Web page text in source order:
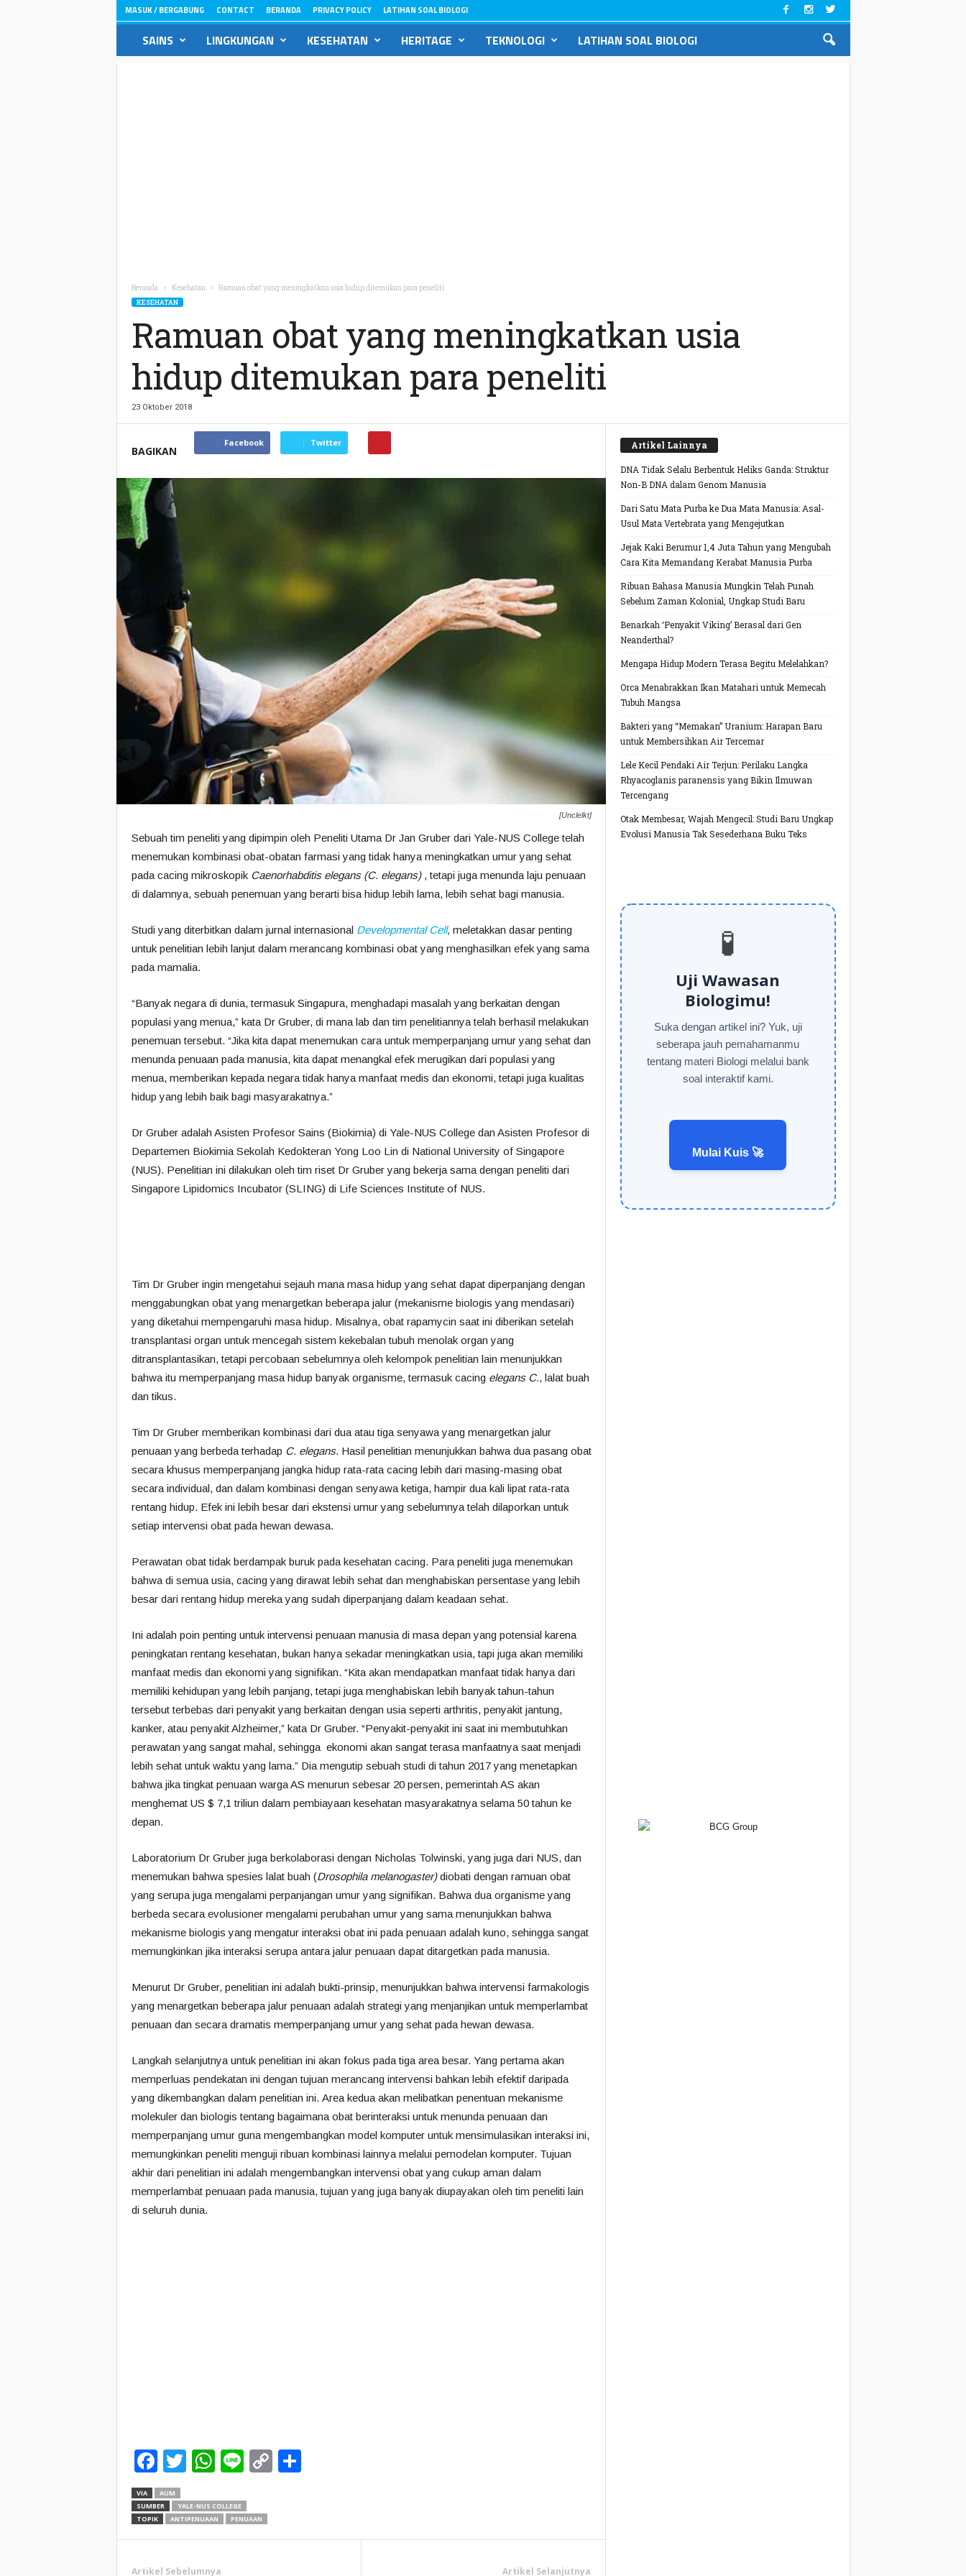
MASUK / BERGABUNG CONTACT BERANDA PRIVACY POLICY LATIHAN SOAL BIOLOGI
ikons.id
SAINS LINGKUNGAN KESEHATAN HERITAGE TEKNOLOGI LATIHAN SOAL BIOLOGI
Beranda Kesehatan Ramuan obat yang meningkatkan usia hidup ditemukan para peneliti
KESEHATAN
Ramuan obat yang meningkatkan usia
hidup ditemukan para peneliti
23 Oktober 2018
BAGIKAN
Facebook Twitter
[Unclelkt]
Sebuah tim peneliti yang dipimpin oleh Peneliti Utama Dr Jan Gruber dari Yale-NUS College telah
menemukan kombinasi obat-obatan farmasi yang tidak hanya meningkatkan umur yang sehat
pada cacing mikroskopik Caenorhabditis elegans (C. elegans), tetapi juga menunda laju penuaan
di dalamnya, sebuah penemuan yang berarti bisa hidup lebih lama, lebih sehat bagi manusia.
Studi yang diterbitkan dalam jurnal internasional DevelopmentalCell, meletakkan dasar penting
untuk penelitian lebih lanjut dalam merancang kombinasi obat yang menghasilkan efek yang sama
pada mamalia.
“Banyak negara di dunia, termasuk Singapura, menghadapi masalah yang berkaitan dengan
populasi yang menua,” kata Dr Gruber, di mana lab dan tim penelitiannya telah berhasil melakukan
penemuan tersebut. “Jika kita dapat menemukan cara untuk memperpanjang umur yang sehat dan
menunda penuaan pada manusia, kita dapat menangkal efek merugikan dari populasi yang
menua, memberikan kepada negara tidak hanya manfaat medis dan ekonomi, tetapi juga kualitas
hidup yang lebih baik bagi masyarakatnya.”
Dr Gruber adalah Asisten Profesor Sains (Biokimia) di Yale-NUS College dan Asisten Profesor di
Departemen Biokimia Sekolah Kedokteran Yong Loo Lin di National University of Singapore
(NUS). Penelitian ini dilakukan oleh tim riset Dr Gruber yang bekerja sama dengan peneliti dari
Singapore Lipidomics Incubator (SLING) di Life Sciences Institute of NUS.
Tim Dr Gruber ingin mengetahui sejauh mana masa hidup yang sehat dapat diperpanjang dengan
menggabungkan obat yang menargetkan beberapa jalur (mekanisme biologis yang mendasari)
yang diketahui mempengaruhi masa hidup. Misalnya, obat rapamycin saat ini diberikan setelah
transplantasi organ untuk mencegah sistem kekebalan tubuh menolak organ yang
ditransplantasikan, tetapi percobaan sebelumnya oleh kelompok penelitian lain menunjukkan
bahwa itu memperpanjang masa hidup banyak organisme, termasuk cacing elegans C., lalat buah
dan tikus.
Tim Dr Gruber memberikan kombinasi dari dua atau tiga senyawa yang menargetkan jalur
penuaan yang berbeda terhadap C. elegans. Hasil penelitian menunjukkan bahwa dua pasang obat
secara khusus memperpanjang jangka hidup rata-rata cacing lebih dari masing-masing obat
secara individual, dan dalam kombinasi dengan senyawa ketiga, hampir dua kali lipat rata-rata
rentang hidup. Efek ini lebih besar dari ekstensi umur yang sebelumnya telah dilaporkan untuk
setiap intervensi obat pada hewan dewasa.
Perawatan obat tidak berdampak buruk pada kesehatan cacing. Para peneliti juga menemukan
bahwa di semua usia, cacing yang dirawat lebih sehat dan menghabiskan persentase yang lebih
besar dari rentang hidup mereka yang sudah diperpanjang dalam keadaan sehat.
Ini adalah poin penting untuk intervensi penuaan manusia di masa depan yang potensial karena
peningkatan rentang kesehatan, bukan hanya sekadar meningkatkan usia, tapi juga akan memiliki
manfaat medis dan ekonomi yang signifikan. “Kita akan mendapatkan manfaat tidak hanya dari
memiliki kehidupan yang lebih panjang, tetapi juga menghabiskan lebih banyak tahun-tahun
tersebut terbebas dari penyakit yang berkaitan dengan usia seperti arthritis, penyakit jantung,
kanker, atau penyakit Alzheimer,” kata Dr Gruber. “Penyakit-penyakit ini saat ini membutuhkan
perawatan yang sangat mahal, sehingga ekonomi akan sangat terasa manfaatnya saat menjadi
lebih sehat untuk waktu yang lama.” Dia mengutip sebuah studi di tahun 2017 yang menetapkan
bahwa jika tingkat penuaan warga AS menurun sebesar 20 persen, pemerintah AS akan
menghemat US $ 7,1 triliun dalam pembiayaan kesehatan masyarakatnya selama 50 tahun ke
depan.
Laboratorium Dr Gruber juga berkolaborasi dengan Nicholas Tolwinski, yang juga dari NUS, dan
menemukan bahwa spesies lalat buah (Drosophila melanogaster)diobati dengan ramuan obat
yang serupa juga mengalami perpanjangan umur yang signifikan. Bahwa dua organisme yang
berbeda secara evolusioner mengalami perubahan umur yang sama menunjukkan bahwa
mekanisme biologis yang mengatur interaksi obat ini pada penuaan adalah kuno, sehingga sangat
memungkinkan jika interaksi serupa antara jalur penuaan dapat ditargetkan pada manusia.
Menurut Dr Gruber, penelitian ini adalah bukti-prinsip, menunjukkan bahwa intervensi farmakologis
yang menargetkan beberapa jalur penuaan adalah strategi yang menjanjikan untuk memperlambat
penuaan dan secara dramatis memperpanjang umur yang sehat pada hewan dewasa.
Langkah selanjutnya untuk penelitian ini akan fokus pada tiga area besar. Yang pertama akan
memperluas pendekatan ini dengan tujuan merancang intervensi bahkan lebih efektif daripada
yang dikembangkan dalam penelitian ini. Area kedua akan melibatkan penentuan mekanisme
molekuler dan biologis tentang bagaimana obat berinteraksi untuk menunda penuaan dan
memperpanjang umur guna mengembangkan model komputer untuk mensimulasikan interaksi ini,
memungkinkan peneliti menguji ribuan kombinasi lainnya melalui pemodelan komputer. Tujuan
akhir dari penelitian ini adalah mengembangkan intervensi obat yang cukup aman dalam
memperlambat penuaan pada manusia, tujuan yang juga banyak diupayakan oleh tim peneliti lain
di seluruh dunia.
Facebook
Twitter
WhatsApp
LineCopy
VIA
AUM
SUMBER
YALE-NUS COLLEGE
TOPIK
ANTIPENUAAN PENUAAN
Artikel Sebelumnya Artikel Selanjutnya
Artikel Lainnya
DNA Tidak Selalu Berbentuk Heliks Ganda: Struktur
Non-B DNA dalam Genom Manusia
Dari Satu Mata Purba ke Dua Mata Manusia: Asal-
Usul Mata Vertebrata yang Mengejutkan
Jejak Kaki Berumur 1,4 Juta Tahun yang Mengubah
Cara Kita Memandang Kerabat Manusia Purba
Ribuan Bahasa Manusia Mungkin Telah Punah
Sebelum Zaman Kolonial, Ungkap Studi Baru
Benarkah ‘Penyakit Viking’ Berasal dari Gen
Neanderthal?
Mengapa Hidup Modern Terasa Begitu Melelahkan?
Orca Menabrakkan Ikan Matahari untuk Memecah
Tubuh Mangsa
Bakteri yang “Memakan” Uranium: Harapan Baru
untuk Membersihkan Air Tercemar
Lele Kecil Pendaki Air Terjun: Perilaku Langka
Rhyacoglanis paranensis yang Bikin Ilmuwan
Tercengang
Otak Membesar, Wajah Mengecil: Studi Baru Ungkap
Evolusi Manusia Tak Sesederhana Buku Teks
🧪
Uji Wawasan
Biologimu!
Suka dengan artikel ini? Yuk, uji
seberapa jauh pemahamanmu
tentang materi Biologi melalui bank
soal interaktif kami.
Mulai Kuis 🚀